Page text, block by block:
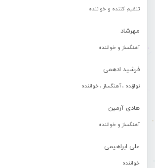
تنظیم کننده و خواننده
مهرشاد
آهنگساز و خواننده
فرشید ادهمی
نوازنده ، آهنگساز ، خواننده
هادی آرمین
آهنگساز و خواننده
علی ابراهیمی
خواننده